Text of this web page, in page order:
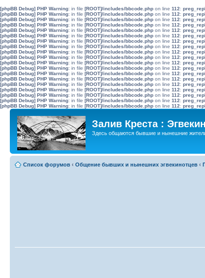
[phpBB Debug] PHP Warning: in file [ROOT]/includes/bbcode.php on line 112:
[phpBB Debug] PHP Warning: in file [ROOT]/includes/bbcode.php on line 112:
[phpBB Debug] PHP Warning: in file [ROOT]/includes/bbcode.php on line 112:
[phpBB Debug] PHP Warning: in file [ROOT]/includes/bbcode.php on line 112:
[phpBB Debug] PHP Warning: in file [ROOT]/includes/bbcode.php on line 112:
[phpBB Debug] PHP Warning: in file [ROOT]/includes/bbcode.php on line 112:
[phpBB Debug] PHP Warning: in file [ROOT]/includes/bbcode.php on line 112:
[phpBB Debug] PHP Warning: in file [ROOT]/includes/bbcode.php on line 112:
[phpBB Debug] PHP Warning: in file [ROOT]/includes/bbcode.php on line 112:
[phpBB Debug] PHP Warning: in file [ROOT]/includes/bbcode.php on line 112:
[phpBB Debug] PHP Warning: in file [ROOT]/includes/bbcode.php on line 112:
[phpBB Debug] PHP Warning: in file [ROOT]/includes/bbcode.php on line 112:
[phpBB Debug] PHP Warning: in file [ROOT]/includes/bbcode.php on line 112:
[phpBB Debug] PHP Warning: in file [ROOT]/includes/bbcode.php on line 112:
[phpBB Debug] PHP Warning: in file [ROOT]/includes/bbcode.php on line 112:
[phpBB Debug] PHP Warning: in file [ROOT]/includes/bbcode.php on line 112:
[phpBB Debug] PHP Warning: in file [ROOT]/includes/bbcode.php on line 112:
[phpBB Debug] PHP Warning: in file [ROOT]/includes/bbcode.php on line 112:
[phpBB Debug] PHP Warning: in file [ROOT]/includes/bbcode.php on line 112:
Залив Креста :
Здесь общаются бывшие и нынешние жители
Список форумов ‹ Общение бывших и нынешних эгвекинотцев ‹